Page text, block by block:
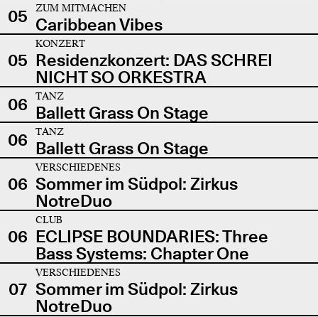
05
ZUM MITMACHEN
Caribbean Vibes
05
KONZERT
Residenzkonzert: DAS SCHREI
NICHT SO ORKESTRA
06
TANZ
Ballett Grass On Stage
06
TANZ
Ballett Grass On Stage
06
VERSCHIEDENES
Sommer im Südpol: Zirkus
NotreDuo
06
CLUB
ECLIPSE BOUNDARIES: Three
Bass Systems: Chapter One
07
VERSCHIEDENES
Sommer im Südpol: Zirkus
NotreDuo